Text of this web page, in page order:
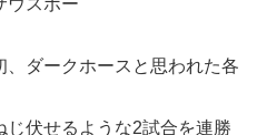
、ダークホースと思われた各
伏せるような2試合を連勝